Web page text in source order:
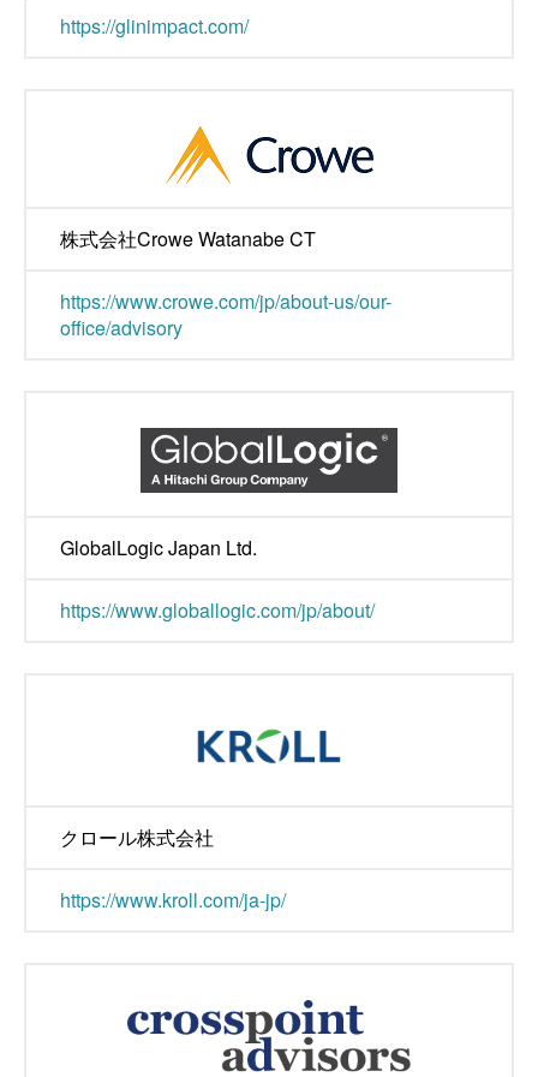
https://glinimpact.com/
株式会社Crowe Watanabe CT
https://www.crowe.com/jp/about-us/our-
office/advisory
GlobalLogic Japan Ltd.
https://www.globallogic.com/jp/about/
クロール株式会社
https://www.kroll.com/ja-jp/